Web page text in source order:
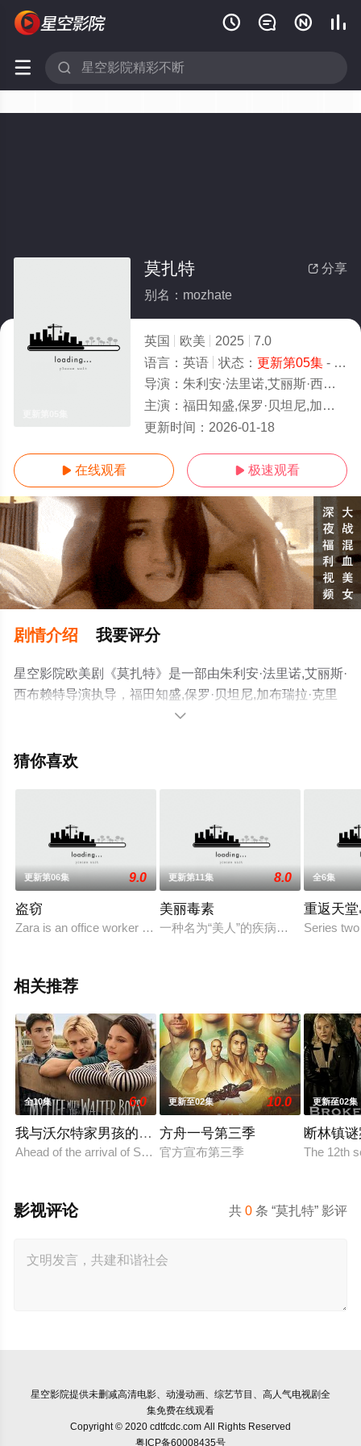
   
 
 分享
莫扎特
别名：mozhate
英国 欧美 2025
7.0
语言： 英语 状态： 更新第05集- 免费在线观看
导演： 朱利安·法里诺,艾丽斯·西布赖特
主演： 福田知盛,保罗·贝坦尼,加布瑞拉·克里维,奥莉维亚·米娅·贝瑞特,奥尔索雅·赫莱提亚,克里斯蒂安·切尔,理查德
更新时间： 2026-01-18
 在线观看  极速观看
剧情介绍 我要评分
星空影院欧美剧《莫扎特》是一部由朱利安·法里诺,艾丽斯·
西布赖特导演执导，福田知盛,保罗·贝坦尼,加布瑞拉·克里
维,奥莉维亚·米娅·贝瑞特,奥尔索雅·赫莱提亚,克里斯蒂安·
阿南德,阿黛尔·托德,尤娜·科瓦奇,卡蒂亚·博科尔,罗里·金尼
视，更多相关信息可移步至豆瓣电视剧、电视猫或剧情网
等平台了解。

猜你喜欢
更新第06集 9.0
盗窃
Zara is an office worker at pension fund investment
更新第11集 8.0
美丽毒素
一种名为“美人”的疾病病毒大肆传播
全6集
重返天
Series
相关推荐
全10集 6.0
我与沃尔特家男孩的生活第三季
Ahead of the arrival of Season 2, Netflix has renew
更新至02集 10.0
方舟一号第三季
官方宣布第三季
更新至02集
断林镇
The 12th
共0 条 “莫扎特” 影评
影视评论
星空影院提供未删减高清电影、动漫动画、综艺节目、高人气电视剧全
集免费在线观看
Copyright © 2020 cdtfcdc.com All Rights Reserved
粤ICP备60008435号